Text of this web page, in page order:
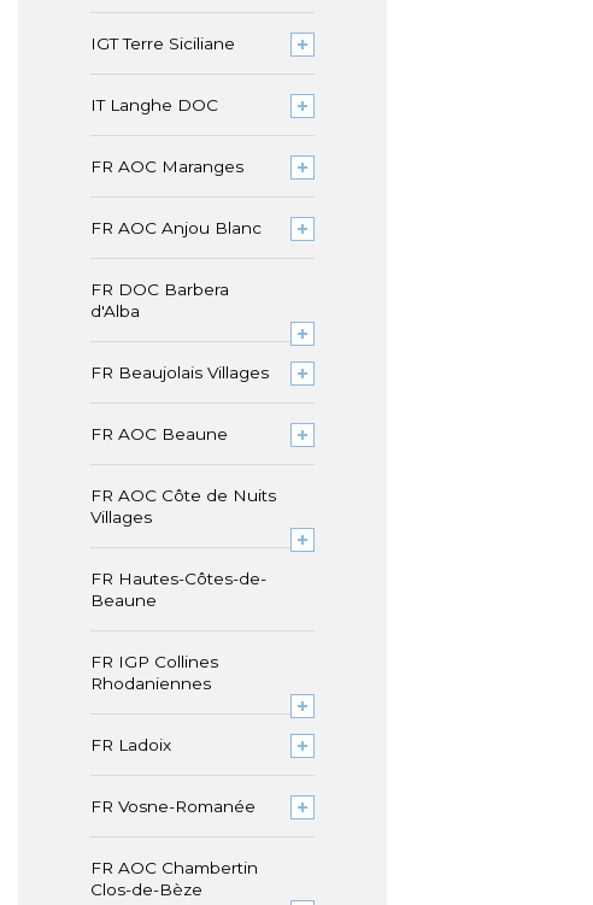
IGT Terre Siciliane
IT Langhe DOC
FR AOC Maranges
FR AOC Anjou Blanc
FR DOC Barbera
d'Alba
FR Beaujolais Villages
FR AOC Beaune
FR AOC Côte de Nuits
Villages
FR Hautes-Côtes-de-
Beaune
FR IGP Collines
Rhodaniennes
FR Ladoix
FR Vosne-Romanée
FR AOC Chambertin
Clos-de-Bèze